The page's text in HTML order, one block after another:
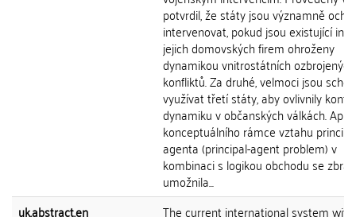
potvrdil, že státy jsou významně
intervenovat, pokud jsou existující
jejich domovských firem ohroženy
dynamikou vnitrostátních ozbrojených
konfliktů. Za druhé, velmoci jsou
využívat třetí státy, aby ovlivnily
dynamiku v občanských válkách.
konceptuálního rámce vztahu
agenta (principal-agent problem) v
kombinaci s logikou obchodu se
umožnila...
uk.abstract.en
The current international system